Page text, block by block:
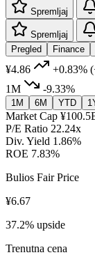
Spremljaj
Spremljaj
Pregled
Finance
¥4.86 +0.83%
1M
-9.33%
1M 6M YTD
Market Cap
P/E Ratio 22.24x
Div. Yield 1.86%
ROE 7.83%
Bulios Fair Price
¥6.67
37.2% upside
Trenutna cena